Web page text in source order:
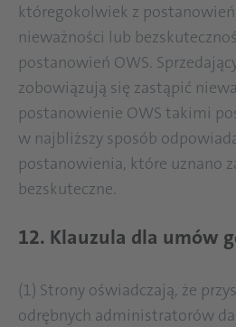
któregokolwiek z
nieważności lub
postanowień OWS.
zobowiązują się zastąpić
postanowienie OWS takimi
w najbliższy sposób
postanowienia, które uznano
bezskuteczne.
12. Klauzula dla umów
(1) Strony oświadczają, że
odrębnych administratorów